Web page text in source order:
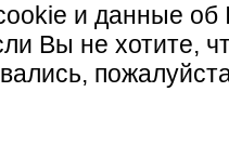
и данные об
Вы не хотите,